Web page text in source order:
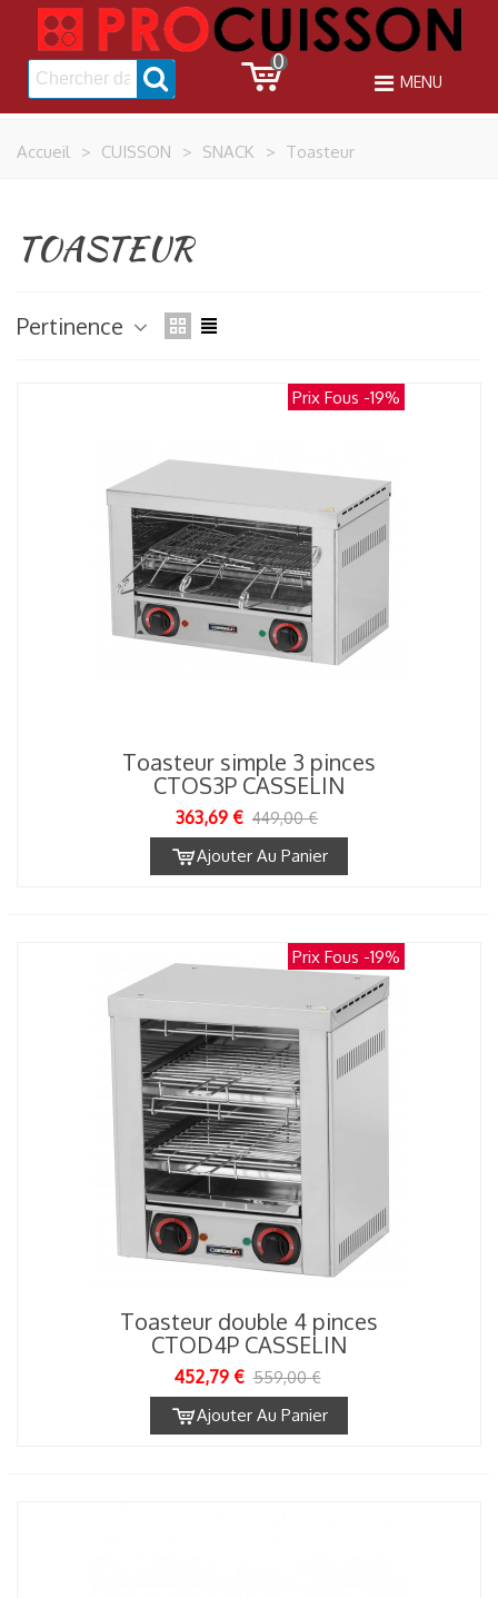
0
MENU
Accueil > CUISSON > SNACK > Toasteur
TOASTEUR
Pertinence
Prix Fous -19%
Toasteur simple 3 pinces
CTOS3P CASSELIN
363,69 € 449,00 €
Ajouter Au Panier
Prix Fous -19%
Toasteur double 4 pinces
CTOD4P CASSELIN
452,79 € 559,00 €
Ajouter Au Panier